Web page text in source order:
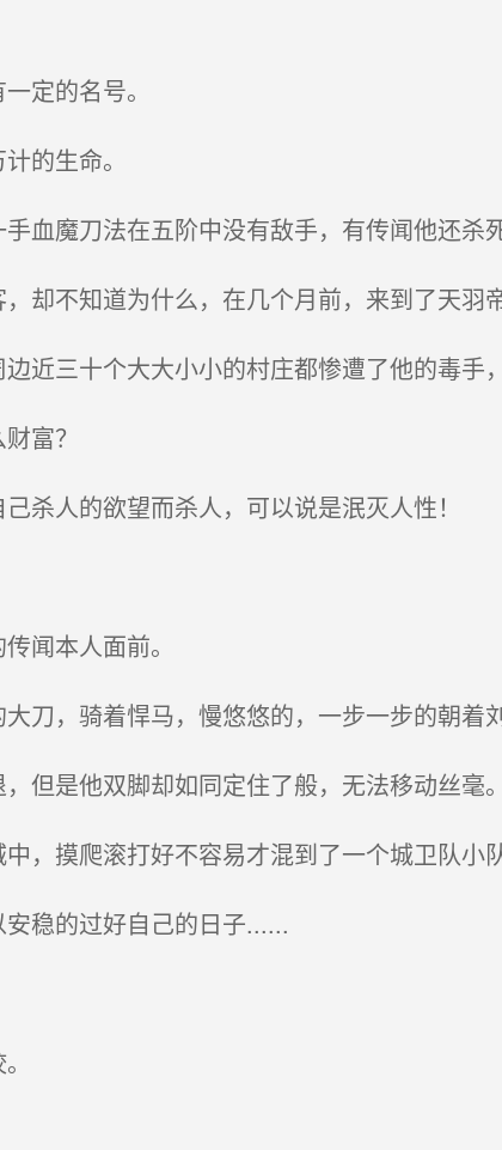
定的名号。
的生命。
血魔刀法在五阶中没有敌手，有传闻他还杀
却不知道为什么，在几个月前，来到了天羽
近三十个大大小小的村庄都惨遭了他的毒手
富？
杀人的欲望而杀人，可以说是泯灭人性！
闻本人面前。
刀，骑着悍马，慢悠悠的，一步一步的朝着
但是他双脚却如同定住了般，无法移动丝毫。
，摸爬滚打好不容易才混到了一个城卫队小
稳的过好自己的日子......